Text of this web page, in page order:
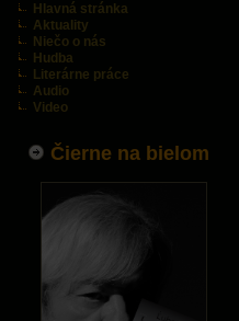
Hlavná stránka
Aktuality
Niečo o nás
Hudba
Literárne práce
Audio
Video
Čierne na bielom